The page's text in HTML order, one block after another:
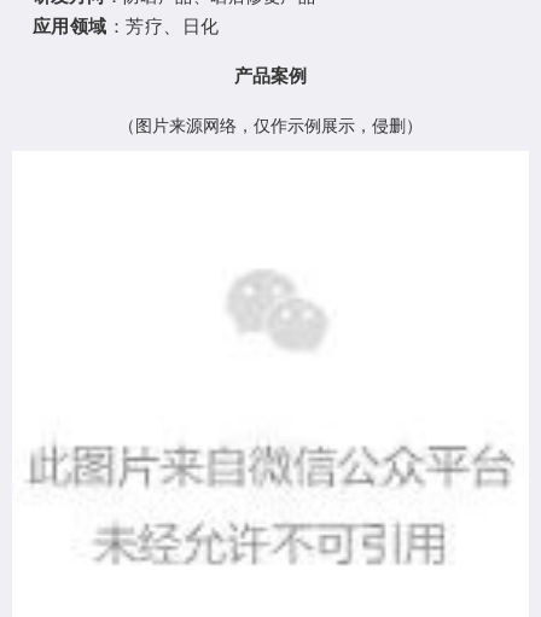
应用领域 ：芳疗、日化
产品案例
（ 图片来源网络，仅作示例展示，侵删 ）